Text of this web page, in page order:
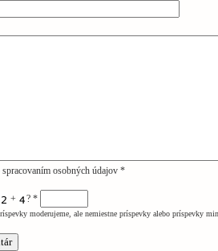
spracovaním osobných údajov *
+ ? *
moderujeme, ale nemiestne príspevky alebo príspevky